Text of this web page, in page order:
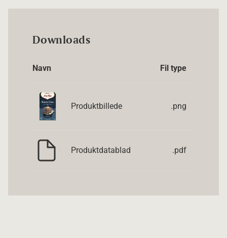
Downloads
Navn Fil type
Produktbillede .png
Produktdatablad .pdf